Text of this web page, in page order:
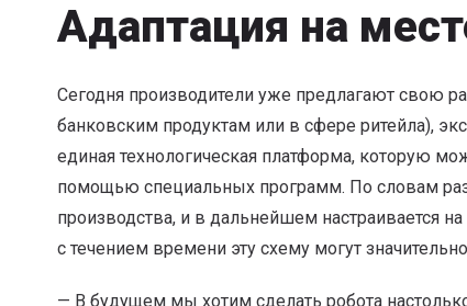
Адаптация на
Сегодня производители уже предлагают свою
банковским продуктам или в сфере ритейла),
единая технологическая платформа, которую
помощью специальных программ. По словам
производства, и в дальнейшем настраивается
с течением времени эту схему могут
— В будущем мы хотим сделать робота